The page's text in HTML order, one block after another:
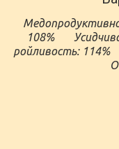
108%
ройливость: 114%